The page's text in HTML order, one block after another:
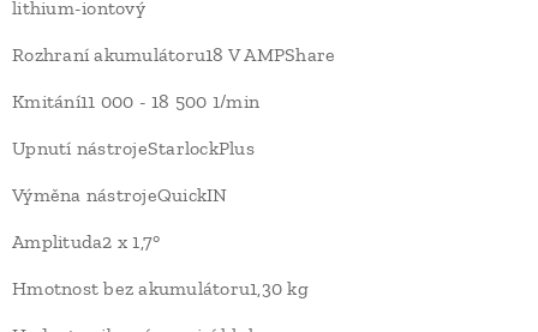
lithium-iontový
Rozhraní akumulátoru18 V AMPShare
Kmitání11 000 - 18 500 1/min
Upnutí nástrojeStarlockPlus
Výměna nástrojeQuickIN
Amplituda2 x 1,7°
Hmotnost bez akumulátoru1,30 kg